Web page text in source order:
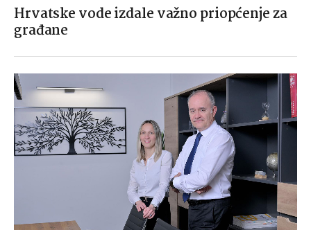
Hrvatske vode izdale važno priopćenje za
građane